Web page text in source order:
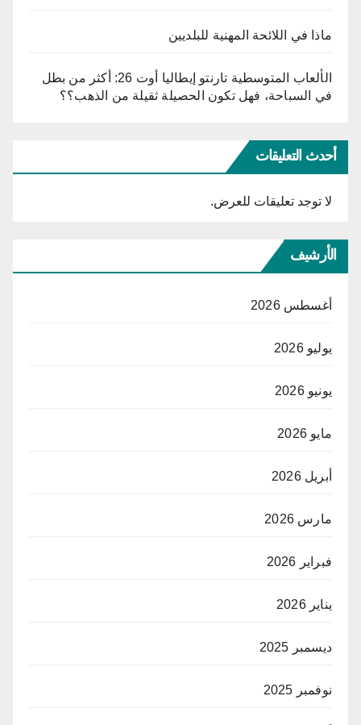
ماذا في اللائحة المهنية للبلديين
الألعاب المتوسطية تارنتو إيطاليا أوت 26: أكثر من بطل
في السباحة، فهل تكون الحصيلة ثقيلة من الذهب؟؟
أحدث التعليقات
لا توجد تعليقات للعرض.
الأرشيف
أغسطس 2026
يوليو 2026
يونيو 2026
مايو 2026
أبريل 2026
مارس 2026
فبراير 2026
يناير 2026
ديسمبر 2025
نوفمبر 2025